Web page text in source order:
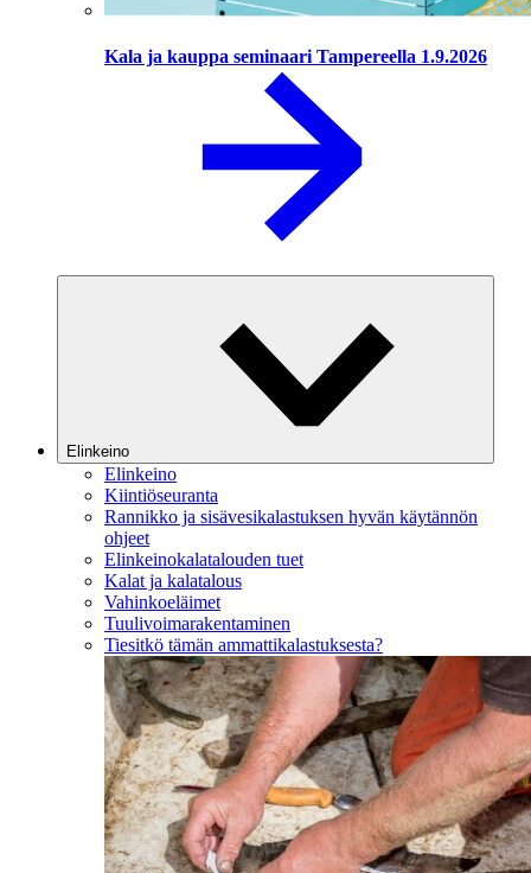
Kala ja kauppa seminaari Tampereella 1.9.2026
Elinkeino
Elinkeino
Kiintiöseuranta
Rannikko ja sisävesikalastuksen hyvän käytännön
ohjeet
Elinkeinokalatalouden tuet
Kalat ja kalatalous
Vahinkoeläimet
Tuulivoimarakentaminen
Tiesitkö tämän ammattikalastuksesta?